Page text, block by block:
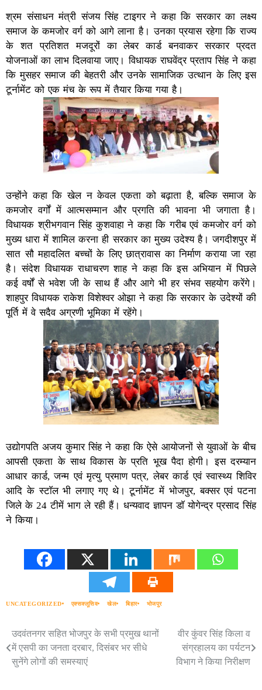
श्रम संसाधन मंत्री संजय सिंह टाइगर ने कहा कि सरकार का लक्ष्य
समाज के कमजोर वर्ग को आगे लाना है। उनका प्रयास रहेगा कि राज्य
के शत प्रतिशत मजदूरों का लेबर कार्ड बनवाकर सरकार प्रदत
योजनाओं का लाभ दिलवाया जाए। विधायक राघवेंद्र प्रताप सिंह ने कहा
कि मुसहर समाज की बेहतरी और उनके सामाजिक उत्थान के लिए इस
टूर्नामेंट को एक मंच के रूप में तैयार किया गया है।
उन्होंने कहा कि खेल न केवल एकता को बढ़ाता है, बल्कि समाज के
कमजोर वर्गों में आत्मसम्मान और प्रगति की भावना भी जगाता है।
विधायक श्रीभगवान सिंह कुशवाहा ने कहा कि गरीब एवं कमजोर वर्ग को
मुख्य धारा में शामिल करना ही सरकार का मुख्य उदेश्य है। जगदीशपुर में
सात सौ महादलित बच्चों के लिए छात्रावास का निर्माण कराया जा रहा
है। संदेश विधायक राधाचरण शाह ने कहा कि इस अभियान में पिछले
कई वर्षों से भवेश जी के साथ हैं और आगे भी हर संभव सहयोग करेंगे।
शाहपुर विधायक राकेश विशेश्वर ओझा ने कहा कि सरकार के उदेश्यों की
पूर्ति में वे सदैव अग्रणी भूमिका में रहेंगे।
उद्योगपति अजय कुमार सिंह ने कहा कि ऐसे आयोजनों से युवाओं के बीच
आपसी एकता के साथ विकास के प्रति भूख पैदा होगी। इस दरम्यान
आधार कार्ड, जन्म एवं मृत्यु प्रमाण पत्र, लेबर कार्ड एवं स्वास्थ्य शिविर
आदि के स्टाॅल भी लगाए गए थे। टूर्नामेंट में भोजपुर, बक्सर एवं पटना
जिले के 24 टीमें भाग ले रही हैं। धन्यवाद ज्ञापन डाॅ योगेन्द्र प्रसाद सिंह
ने किया।
UNCATEGORIZED एक्सक्लूसिव खेल बिहार भोजपुर
Post
navigation
उदवंतनगर सहित भोजपुर के सभी प्रमुख थानों
में एसपी का जनता दरबार, दिसंबर भर सीधे
सुनेंगे लोगों की समस्याएं
वीर कुंवर सिंह किला व
संग्रहालय का पर्यटन
विभाग ने किया निरीक्षण